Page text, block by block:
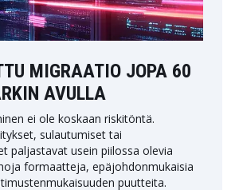
MIGRAATIO JOPA 60
AVULLA
ei ole koskaan riskitöntä.
sulautumiset tai
paljastavat usein piilossa olevia
formaatteja, epäjohdonmukaisia
puutteita.